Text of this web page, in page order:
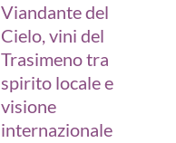
Viandante del
Cielo, vini del
Trasimeno tra
spirito locale e
visione
internazionale